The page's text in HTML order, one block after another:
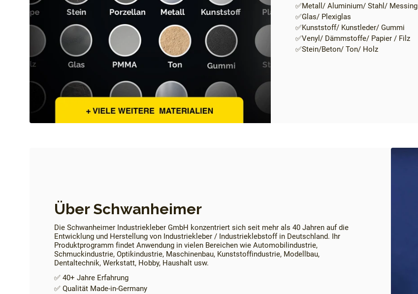
✅Metall/ Aluminium/ Stahl/ Messing
✅Glas/ Plexiglas
✅Kunststoff/ Kunstleder/ Gummi
✅Venyl/ Dämmstoffe/ Papier / Filz
✅Stein/Beton/ Ton/ Holz
Über Schwanheimer
Die Schwanheimer Industriekleber GmbH konzentriert sich seit mehr als 40 Jahren auf die
Entwicklung und Herstellung von Industriekleber / Industrieklebstoff in Deutschland. Ihr
Produktprogramm findet Anwendung in vielen Bereichen wie Automobilindustrie,
Schmuckindustrie, Optikindustrie, Maschinenbau, Kunststoffindustrie, Modellbau,
Dentaltechnik, Werkstatt, Hobby, Haushalt usw.
✅ 40+ Jahre Erfahrung
✅ Qualität Made-in-Germany